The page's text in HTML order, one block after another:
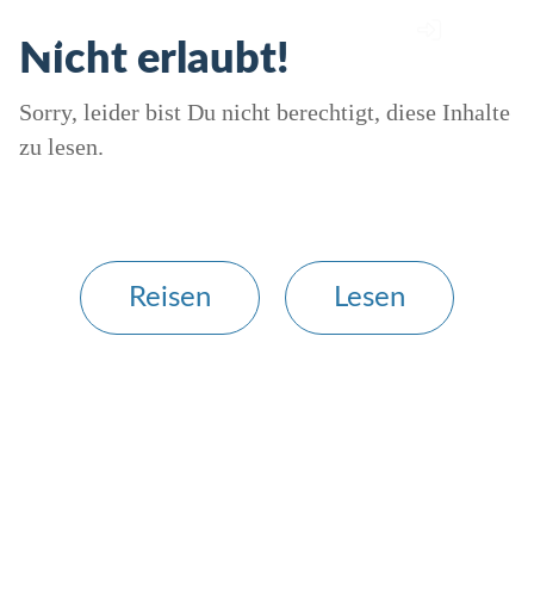
Nicht erlaubt!
Sorry, leider bist Du nicht berechtigt, diese Inhalte
zu lesen.
Reisen Lesen